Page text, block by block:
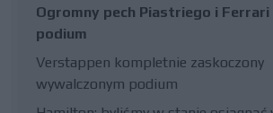
Ogromny pech Piastriego i Ferrari
podium
Verstappen kompletnie zaskoczony
wywalczonym podium